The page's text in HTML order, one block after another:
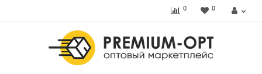
0 0